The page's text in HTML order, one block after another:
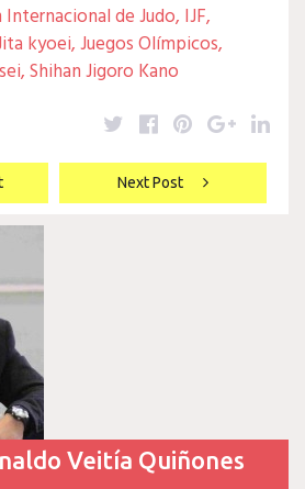
Internacional de Judo, IJF,
kyoei,Juegos Olímpicos,
,Shihan Jigoro Kano
Next Post
Twitter
Facebook
Pinterest
Veitía Quiñones